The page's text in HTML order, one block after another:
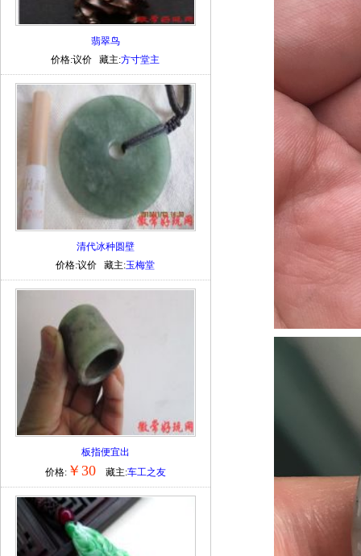
翡翠鸟
价格:议价 藏主:方寸堂主
清代冰种圆壁
价格:议价 藏主:玉梅堂
板指便宜出
价格: ￥30 藏主:车工之友